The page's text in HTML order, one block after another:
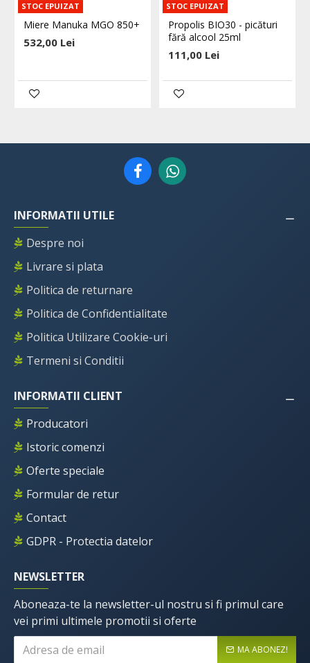
STOC EPUIZAT
Miere Manuka MGO 850+
532,00 Lei
STOC EPUIZAT
Propolis BIO30 - picături
fără alcool 25ml
111,00 Lei
INFORMATII UTILE
Despre noi
Livrare si plata
Politica de returnare
Politica de Confidentialitate
Politica Utilizare Cookie-uri
Termeni si Conditii
INFORMATII CLIENT
Producatori
Istoric comenzi
Oferte speciale
Formular de retur
Contact
GDPR - Protectia datelor
NEWSLETTER
Aboneaza-te la newsletter-ul nostru si fi primul care
vei primi ultimele promotii si oferte
MA ABONEZ!